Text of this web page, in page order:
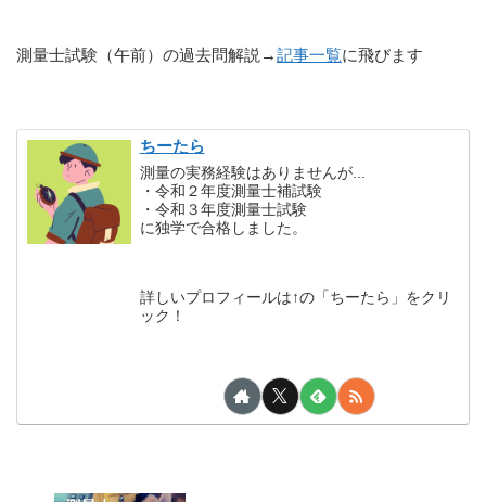
測量士試験（午前）の過去問解説→記事一覧に飛びます
ちーたら
測量の実務経験はありませんが...
・令和２年度測量士補試験
・令和３年度測量士試験
に独学で合格しました。
詳しいプロフィールは↑の「ちーたら」をクリ
ック！